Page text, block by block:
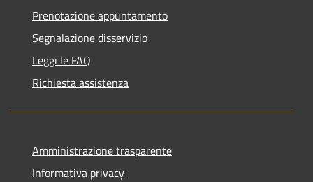
Prenotazione appuntamento
Segnalazione disservizio
Leggi le FAQ
Richiesta assistenza
Amministrazione trasparente
Informativa privacy